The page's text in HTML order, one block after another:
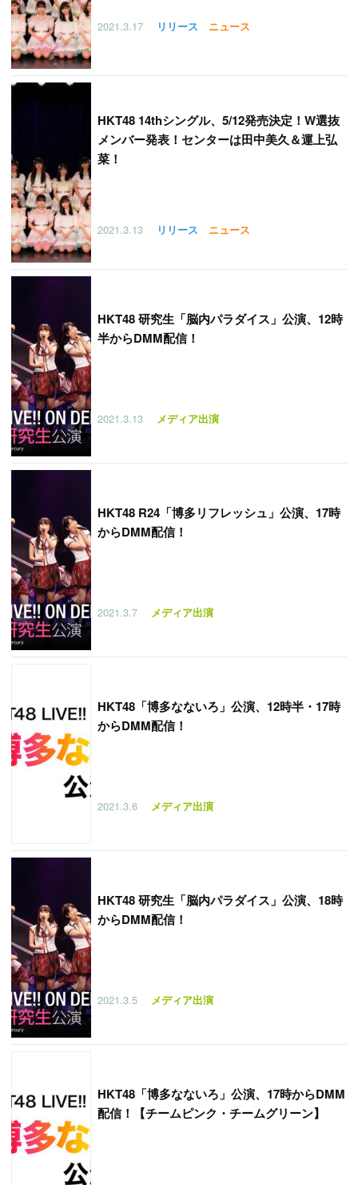
2021.3.17 リリース ニュース
HKT48 14thシングル、5/12発売決定！W選抜
メンバー発表！センターは田中美久＆運上弘
菜！
2021.3.13 リリース ニュース
HKT48 研究生「脳内パラダイス」公演、12時
半からDMM配信！
2021.3.13 メディア出演
HKT48 R24「博多リフレッシュ」公演、17時
からDMM配信！
2021.3.7 メディア出演
HKT48「博多なないろ」公演、12時半・17時
からDMM配信！
2021.3.6 メディア出演
HKT48 研究生「脳内パラダイス」公演、18時
からDMM配信！
2021.3.5 メディア出演
HKT48「博多なないろ」公演、17時からDMM
配信！【チームピンク・チームグリーン】